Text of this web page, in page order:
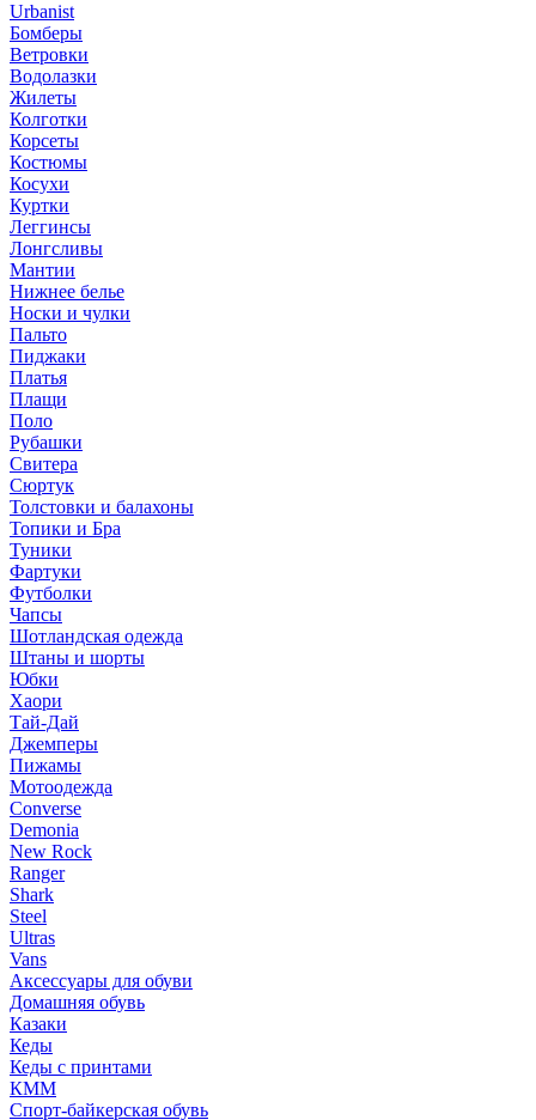
Urbanist
Бомберы
Ветровки
Водолазки
Жилеты
Колготки
Корсеты
Костюмы
Косухи
Куртки
Леггинсы
Лонгсливы
Мантии
Нижнее белье
Носки и чулки
Пальто
Пиджаки
Платья
Плащи
Поло
Рубашки
Свитера
Сюртук
Толстовки и балахоны
Топики и Бра
Туники
Фартуки
Футболки
Чапсы
Шотландская одежда
Штаны и шорты
Юбки
Хаори
Тай-Дай
Джемперы
Пижамы
Мотоодежда
Converse
Demonia
New Rock
Ranger
Shark
Steel
Ultras
Vans
Аксессуары для обуви
Домашняя обувь
Казаки
Кеды
Кеды с принтами
КММ
Спорт-байкерская обувь